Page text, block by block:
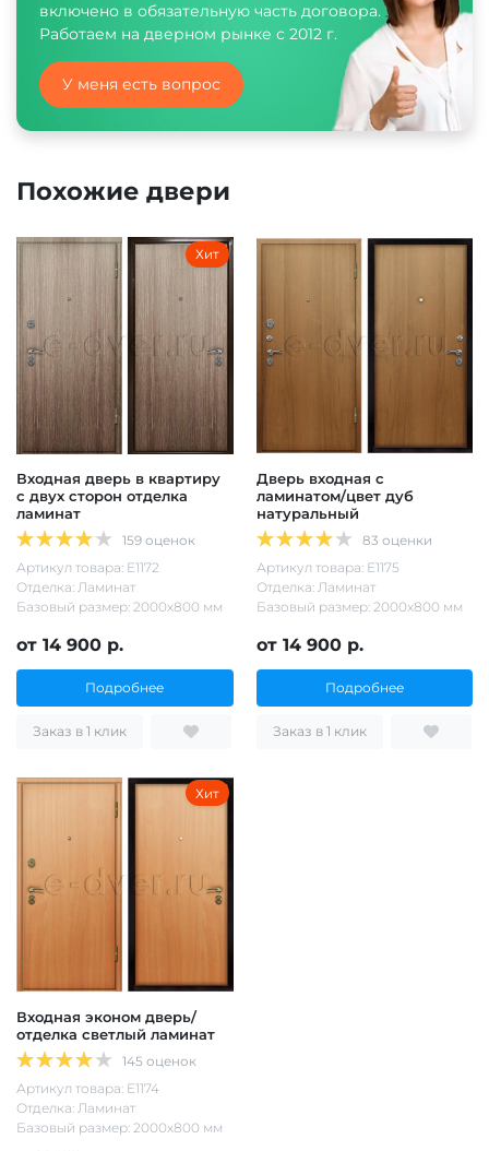
включено в обязательную часть договора.
Работаем на дверном рынке с 2012 г.
У меня есть вопрос
Похожие двери
Хит
Входная дверь в квартиру
с двух сторон отделка
ламинат
159 оценок
Артикул товара: Е1172
Отделка: Ламинат
Базовый размер: 2000х800 мм
от 14 900 р.
Подробнее
Заказ в 1 клик
Дверь входная с
ламинатом/цвет дуб
натуральный
83 оценки
Артикул товара: Е1175
Отделка: Ламинат
Базовый размер: 2000х800 мм
от 14 900 р.
Подробнее
Заказ в 1 клик
Хит
Входная эконом дверь/
отделка светлый ламинат
145 оценок
Артикул товара: Е1174
Отделка: Ламинат
Базовый размер: 2000х800 мм